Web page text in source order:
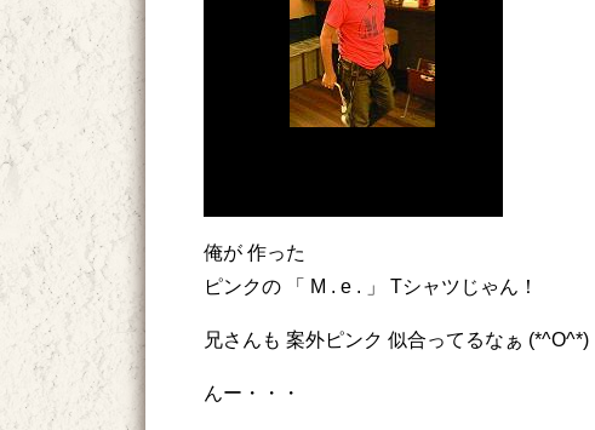
俺が 作った
ピンクの 「 M . e . 」 Tシャツじゃん！
兄さんも 案外ピンク 似合ってるなぁ (*^O^*)
んー・・・